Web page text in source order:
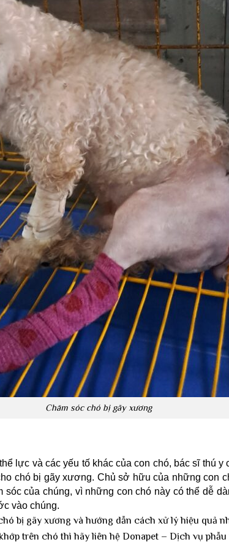
Chăm sóc chó bị gãy xương
lực và các yếu tố khác của con chó, bác sĩ thú y
chó bị gãy xương. Chủ sở hữu của những con
sóc của chúng, vì những con chó này có thể dễ
vào chúng.
bị gãy xương và hướng dẫn cách xử lý hiệu quả
trên chó thì hãy liên hệ Donapet – Dịch vụ